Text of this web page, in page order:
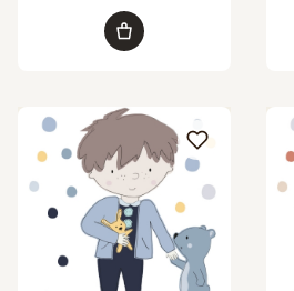
Do koszyka